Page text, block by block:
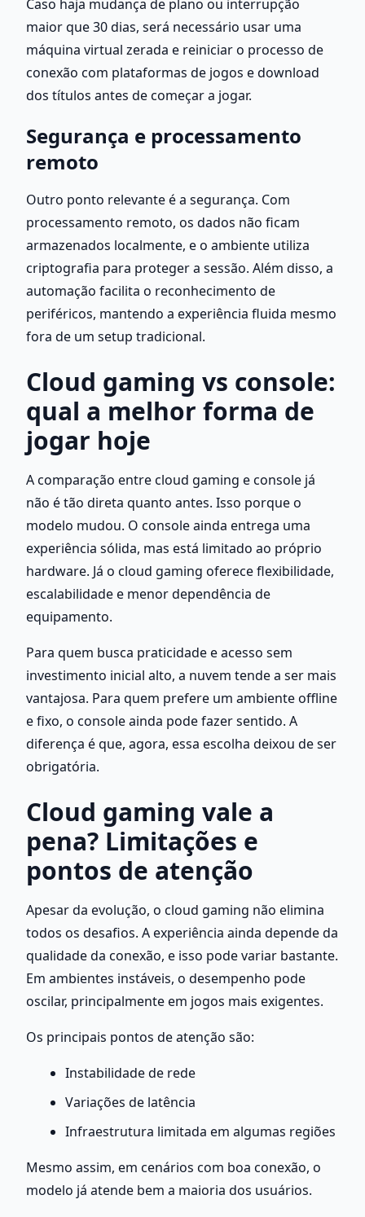
Caso haja mudança de plano ou interrupção
maior que 30 dias, será necessário usar uma
máquina virtual zerada e reiniciar o processo de
conexão com plataformas de jogos e download
dos títulos antes de começar a jogar.
Segurança e processamento
remoto
Outro ponto relevante é a segurança. Com
processamento remoto, os dados não ficam
armazenados localmente, e o ambiente utiliza
criptografia para proteger a sessão. Além disso, a
automação facilita o reconhecimento de
periféricos, mantendo a experiência fluida mesmo
fora de um setup tradicional.
Cloud gaming vs console:
qual a melhor forma de
jogar hoje
A comparação entre cloud gaming e console já
não é tão direta quanto antes. Isso porque o
modelo mudou. O console ainda entrega uma
experiência sólida, mas está limitado ao próprio
hardware. Já o cloud gaming oferece flexibilidade,
escalabilidade e menor dependência de
equipamento.
Para quem busca praticidade e acesso sem
investimento inicial alto, a nuvem tende a ser mais
vantajosa. Para quem prefere um ambiente offline
e fixo, o console ainda pode fazer sentido. A
diferença é que, agora, essa escolha deixou de ser
obrigatória.
Cloud gaming vale a
pena? Limitações e
pontos de atenção
Apesar da evolução, o cloud gaming não elimina
todos os desafios. A experiência ainda depende da
qualidade da conexão, e isso pode variar bastante.
Em ambientes instáveis, o desempenho pode
oscilar, principalmente em jogos mais exigentes.
Os principais pontos de atenção são:
Instabilidade de rede
Variações de latência
Infraestrutura limitada em algumas regiões
Mesmo assim, em cenários com boa conexão, o
modelo já atende bem a maioria dos usuários.